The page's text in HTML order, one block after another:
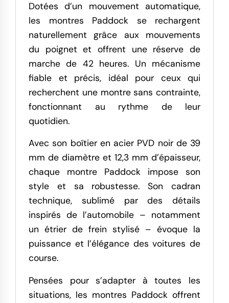
Dotées d’un mouvement automatique,
les montres Paddock se rechargent
naturellement grâce aux mouvements
du poignet et offrent une réserve de
marche de 42 heures. Un mécanisme
fiable et précis, idéal pour ceux qui
recherchent une montre sans contrainte,
fonctionnant au rythme de leur
quotidien.
Avec son boîtier en acier PVD noir de 39
mm de diamètre et 12,3 mm d’épaisseur,
chaque montre Paddock impose son
style et sa robustesse. Son cadran
technique, sublimé par des détails
inspirés de l’automobile – notamment
un étrier de frein stylisé – évoque la
puissance et l’élégance des voitures de
course.
Pensées pour s’adapter à toutes les
situations, les montres Paddock offrent